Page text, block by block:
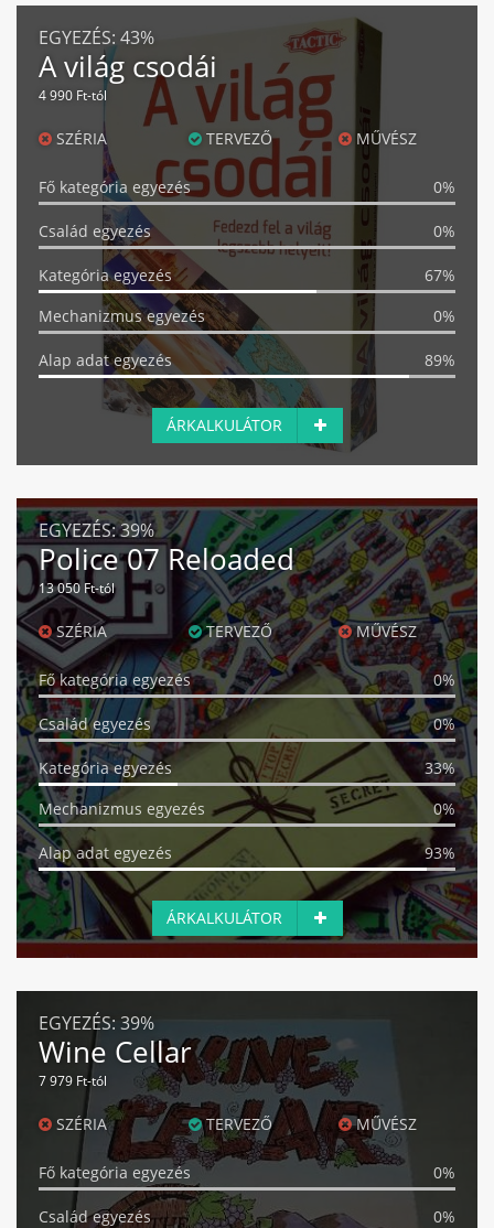
EGYEZÉS: 43%
A világ csodái
4 990 Ft-tól
SZÉRIA TERVEZŐ MŰVÉSZ
Fő kategória egyezés 0%
Család egyezés 0%
Kategória egyezés
67%
Mechanizmus egyezés
0%
Alap adat egyezés 89%
ÁRKALKULÁTOR
EGYEZÉS:39%
Police 07 Reloaded
13 050 Ft-tól
SZÉRIA TERVEZŐ MŰVÉSZ
Fő kategória egyezés 0%
Család egyezés 0%
Kategória egyezés
33%
Mechanizmus egyezés
0%
Alap adat egyezés 93%
ÁRKALKULÁTOR
EGYEZÉS: 39%
Wine Cellar
7 979 Ft-tól
SZÉRIA TERVEZŐ MŰVÉSZ
Fő kategória egyezés 0%
Család egyezés 0%